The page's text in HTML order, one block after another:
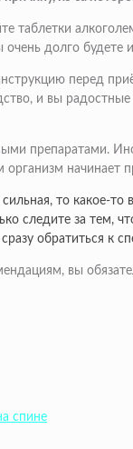
таблетки
очень долго
перед
и вы
препаратами.
начинает
то какое-
следите за тем,
обратиться к
вы
спине